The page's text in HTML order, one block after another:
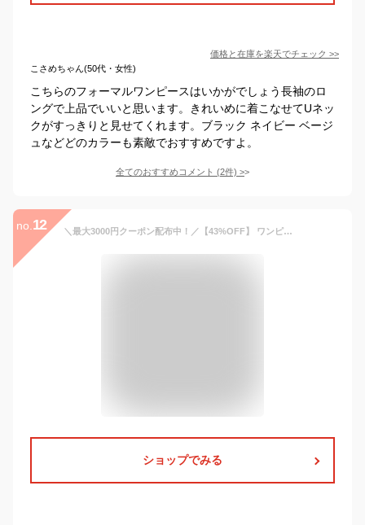
価格と在庫を楽天でチェック >>
こさめちゃん(50代・女性)
こちらのフォーマルワンピースはいかがでしょう長袖のロ
ングで上品でいいと思います。きれいめに着こなせてUネッ
クがすっきりと見せてくれます。ブラック ネイビー ベージ
ュなどどのカラーも素敵でおすすめですよ。
全てのおすすめコメント (2件) >
no. 12 ＼最大3000円クーポン配布中！／【43%OFF】 ワンピース レディース プリーツ フレア きれいめ 大人 ロング フォーマル セレモニー 入園式 入学式 卒業式 卒園式 七五三 お宮参り OL ママ 母 大きいサイズ 小さいサイズ 春 秋 冬 20代 30代 40代 試着チケット対象
ショップでみる